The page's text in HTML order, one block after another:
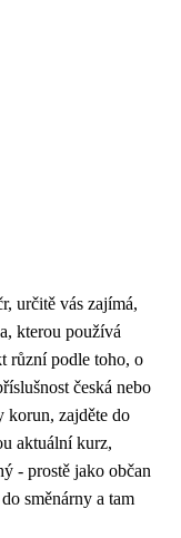
, určitě vás zajímá,
kterou používá
různí podle toho, o
česká nebo
korun, zajděte do
aktuální kurz,
- prostě jako občan
směnárny a tam